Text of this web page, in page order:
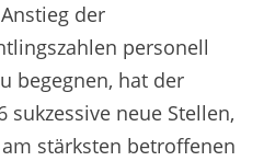
der
personell
begegnen, hat der
sukzessive neue Stellen,
stärksten betroffenen